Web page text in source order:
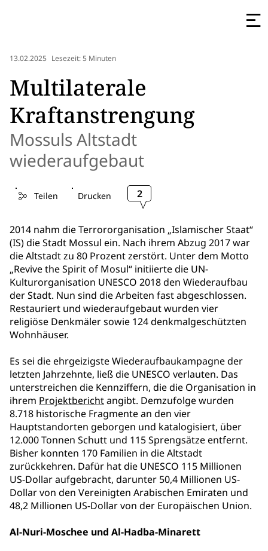
13.02.2025 Lesezeit: 5 Minuten
Multilaterale
Kraftanstrengung
Mossuls Altstadt
wiederaufgebaut
Teilen Drucken 2
2014 nahm die Terrororganisation „Islamischer Staat“
(IS) die Stadt Mossul ein. Nach ihrem Abzug 2017 war
die Altstadt zu 80 Prozent zerstört. Unter dem Motto
„Revive the Spirit of Mosul“ initiierte die UN-
Kulturorganisation UNESCO 2018 den Wiederaufbau
der Stadt. Nun sind die Arbeiten fast abgeschlossen.
Restauriert und wiederaufgebaut wurden vier
religiöse Denkmäler sowie 124 denkmalgeschützten
Wohnhäuser.
Es sei die ehrgeizigste Wiederaufbaukampagne der
letzten Jahrzehnte, ließ die UNESCO verlauten. Das
unterstreichen die Kennziffern, die die Organisation in
ihrem Projektberichtangibt. Demzufolge wurden
8.718 historische Fragmente an den vier
Hauptstandorten geborgen und katalogisiert, über
12.000 Tonnen Schutt und 115 Sprengsätze entfernt.
Bisher konnten 170 Familien in die Altstadt
zurückkehren. Dafür hat die UNESCO 115 Millionen
US-Dollar aufgebracht, darunter 50,4 Millionen US-
Dollar von den Vereinigten Arabischen Emiraten und
48,2 Millionen US-Dollar von der Europäischen Union.
Al-Nuri-Moschee und Al-Hadba-Minarett